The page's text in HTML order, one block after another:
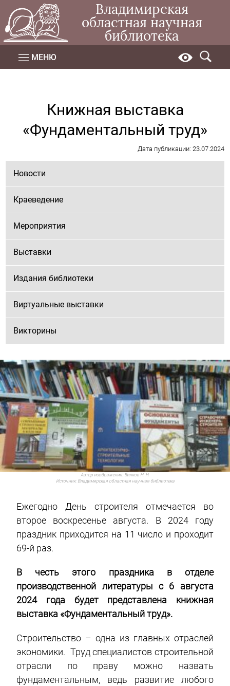
Владимирская
областная научная
библиотека
МЕНЮ
Книжная выставка
«Фундаментальный труд»
Дата публикации: 23.07.2024
Новости
Краеведение
Мероприятия
Выставки
Издания библиотеки
Виртуальные выставки
Викторины
Автор изображения: Вилков Н. Н.
Источник: Владимирская областная научная библиотека
Ежегодно День строителя отмечается во
второе воскресенье августа. В 2024 году
праздник приходится на 11 число и проходит
69-й раз.
В честь этого праздника в отделе
производственной литературы с 6 августа
2024 года будет представлена книжная
выставка «Фундаментальный труд».
Строительство – одна из главных отраслей
экономики. Труд специалистов строительной
отрасли по праву можно назвать
фундаментальным, ведь развитие любого